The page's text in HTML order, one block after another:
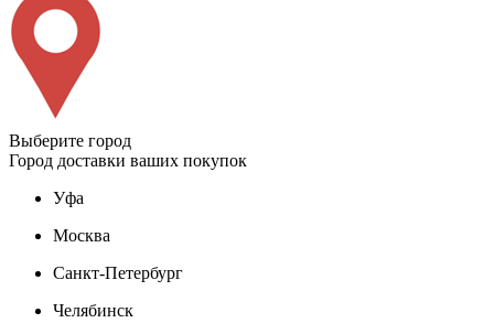
Выберите город
Город доставки ваших покупок
Уфа
Москва
Санкт-Петербург
Челябинск